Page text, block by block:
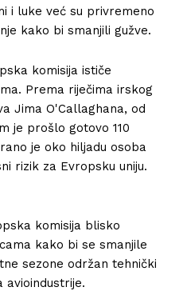
i luke već su privremeno
kako bi smanjili gužve.
komisija ističe
Prema riječima irskog
Jima O'Callaghana, od
je prošlo gotovo 110
je oko hiljadu osoba
rizik za Evropsku uniju.
komisija blisko
kako bi se smanjile
sezone održan tehnički
avioindustrije.